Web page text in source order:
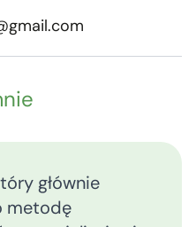
głównie
metodę